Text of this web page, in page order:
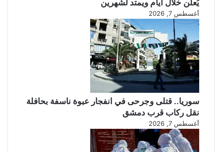
ل
م
ا
ي
ة
م
ن
ا
ل
ف
ي
يُعلن خلال أيام ويمتد لشهرين
أغسطس 7, 2026
سوريا.. قتلى وجرحى في انفجار عبوة ناسفة بحافلة
نقل ركاب قرب دمشق
أغسطس 7, 2026